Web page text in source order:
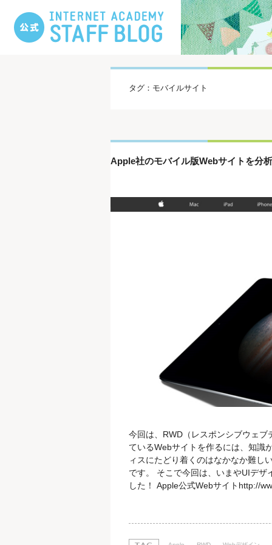
タグ：モバイルサイト
Apple社のモバイル版Webサイトを分
今回は、RWD（レスポンシブウェ
ているWebサイトを作るには、知識
ィスにたどり着くのはなかなか難し
です。 そこで今回は、いまやUIデザ
した！ Apple公式Webサイトhttp://
置かれているヒーローイメージ（
るとどうなるでしょうか。